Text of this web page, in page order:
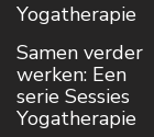
Yogatherapie
Samen verder
werken: Een
serie Sessies
Yogatherapie